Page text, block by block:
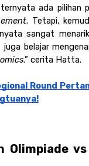
ada pilihan
. Tetapi,
sangat
belajar
.” cerita Hatta.
Round
Olimpiade